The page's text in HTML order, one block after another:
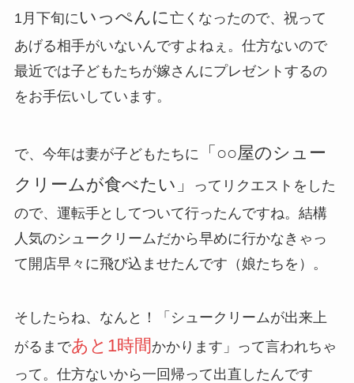
1月下旬にいっぺんに亡くなったので、祝って
あげる相手がいないんですよねぇ。仕方ないので
最近では子どもたちが嫁さんにプレゼントするの
をお手伝いしています。
で、今年は妻が子どもたちに
「○○屋のシュー
クリームが食べたい」
ってリクエストをした
ので、運転手としてついて行ったんですね。結構
人気のシュークリームだから早めに行かなきゃっ
て開店早々に飛び込ませたんです（娘たちを）。
そしたらね、なんと！「シュークリームが出来上
がるまであと1時間 かかります」って言われちゃ
って。仕方ないから一回帰って出直したんです